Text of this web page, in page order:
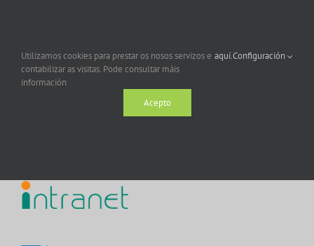
Utilizamos cookies para prestar os nosos servizos e
contabilizar as visitas. Pode consultar máis
información
aquí.Configuración
Acepto